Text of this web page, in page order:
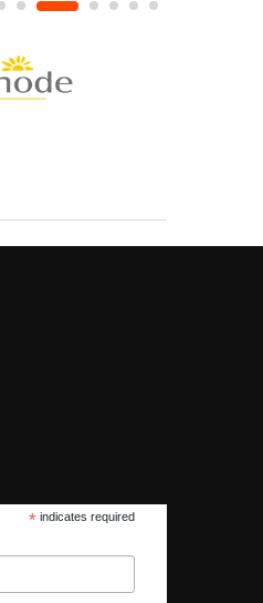
*indicates required